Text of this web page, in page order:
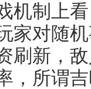
机制上
家对随
刷新，
，所谓